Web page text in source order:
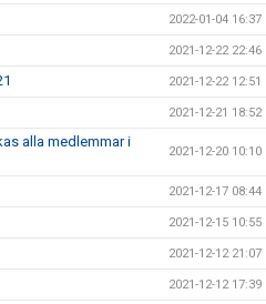
2022-01-04 16:37
2021-12-22 22:46
2021-12-22 12:51
2021-12-21 18:52
alla medlemmar i
2021-12-20 10:10
2021-12-17 08:44
2021-12-15 10:55
2021-12-12 21:07
2021-12-12 17:39